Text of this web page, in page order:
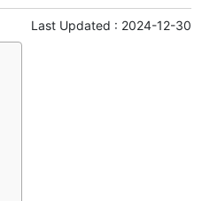
Last Updated : 2024-12-30